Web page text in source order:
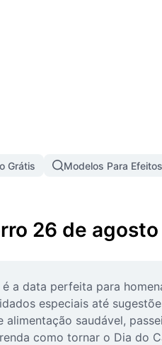
Grátis Modelos Para
26 de agosto
a data perfeita para
especiais até
saudável,
como tornar o Dia do